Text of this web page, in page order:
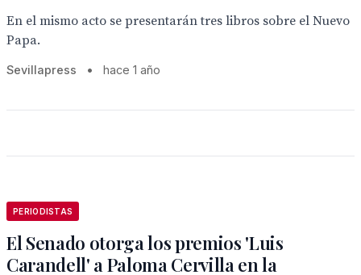
En el mismo acto se presentarán tres libros sobre el Nuevo
Papa.
Sevillapress • hace 1 año
PERIODISTAS
El Senado otorga los premios 'Luis
Carandell' a Paloma Cervilla en la